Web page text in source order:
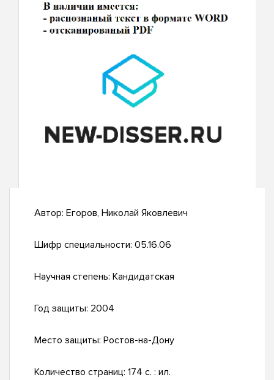
Автор: Егоров, Николай Яковлевич
Шифр специальности: 05.16.06
Научная степень: Кандидатская
Год защиты: 2004
Место защиты: Ростов-на-Дону
Количество страниц: 174 с. : ил.